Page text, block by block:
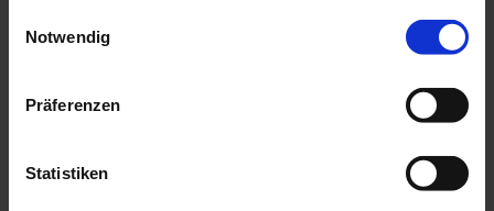
Notwendig
Präferenzen
Statistiken
Anlagen zu optimieren. Die PEL-Datenlogger
lassen sich nahtlos in jede Anlage
zum Energieverbraucher. Mit Funktionen für
Wartung, Energieaudits und Langzeitmessungen repräsentieren diese
Video: https://www.youtube.com/watch?v=goTHs-znjhc